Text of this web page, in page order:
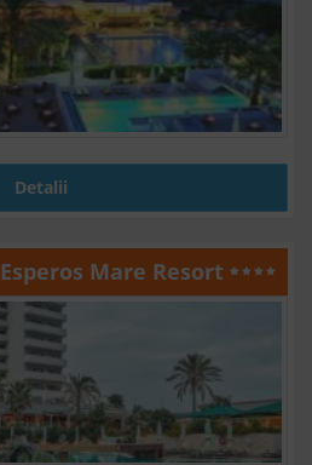
Detalii
Esperos Mare Resort